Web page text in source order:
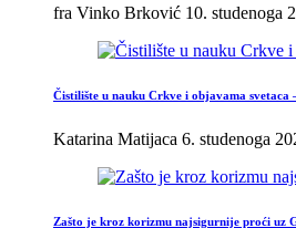
fra Vinko Brković 10. studenoga
Čistilište u nauku Crkve i objavama svetaca
Katarina Matijaca 6. studenoga
Zašto je kroz korizmu najsigurnije proći uz